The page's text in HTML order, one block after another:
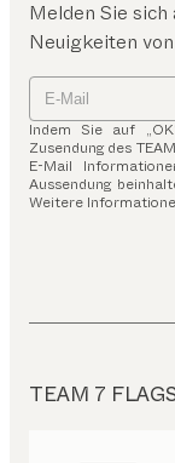
Melden Sie sich
Neuigkeiten
Indem Sie auf
Zusendung des
E-Mail
Aussendung
Weitere
TEAM 7